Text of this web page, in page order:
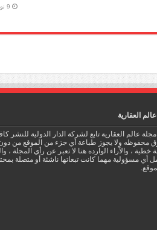
9 نوفمبر,2015
العقارية
عالم العقارية تابع لشركة الدار الدولية للنشر
محفوظه ولا يجوز طباعة أي جزء من الموقع من
خطية ، والآراء الوارده هنا لا تعبر عن رأي المجلة ،
أي مسؤولية مهما كانت تبعاتها ناشئة أو متصلة